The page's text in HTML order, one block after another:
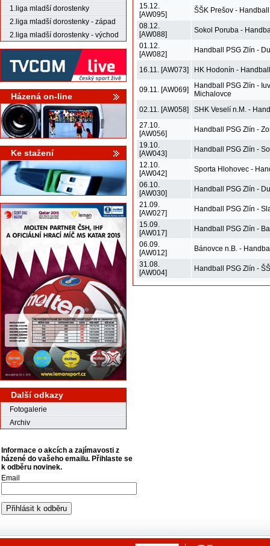
1.liga mladší dorostenky
2.liga mladší dorostenky - západ
2.liga mladší dorostenky - východ
Házená on-line
Ke stažení
Další odkazy
Fotogalerie
Archiv
Informace o akcích a zajímavosti z
házené do vašeho emailu. Přihlaste se
k odběru novinek.
Email
15.12.
[AW095]
ŠŠK Prešov -
08.12.
[AW088]
Sokol Poruba -
01.12.
[AW082]
Handball PSG Zlín -
16.11. [AW073] HK Hodonín -
09.11. [AW069]
Handball PSG Zlín -
Michalovce
02.11. [AW058]
SHK Veselí n.M. -
27.10.
[AW056]
Handball PSG Zlín -
19.10.
[AW043]
Handball PSG Zlín -
12.10.
[AW042]
Sporta Hlohovec -
06.10.
[AW030]
Handball PSG Zlín -
21.09.
[AW027]
Handball PSG Zlín -
15.09.
[AW017]
Handball PSG Zlín -
06.09.
[AW012]
Bánovce n.B. -
31.08.
[AW004]
Handball PSG Zlín -